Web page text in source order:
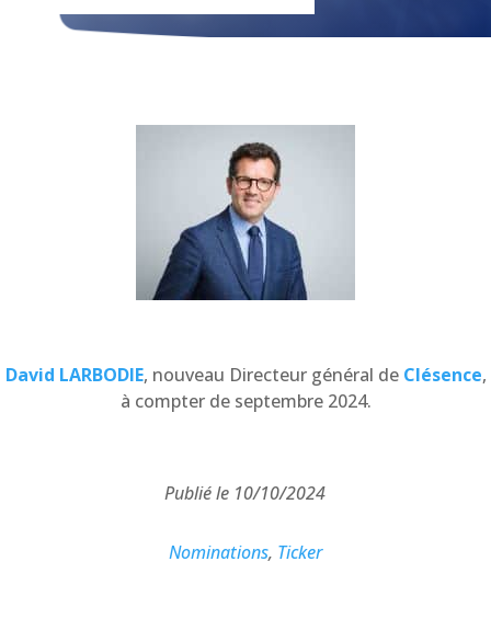
David LARBODIE, nouveau Directeur général de Clésence,
à compter de septembre 2024.
Publié le 10/10/2024
Nominations, Ticker